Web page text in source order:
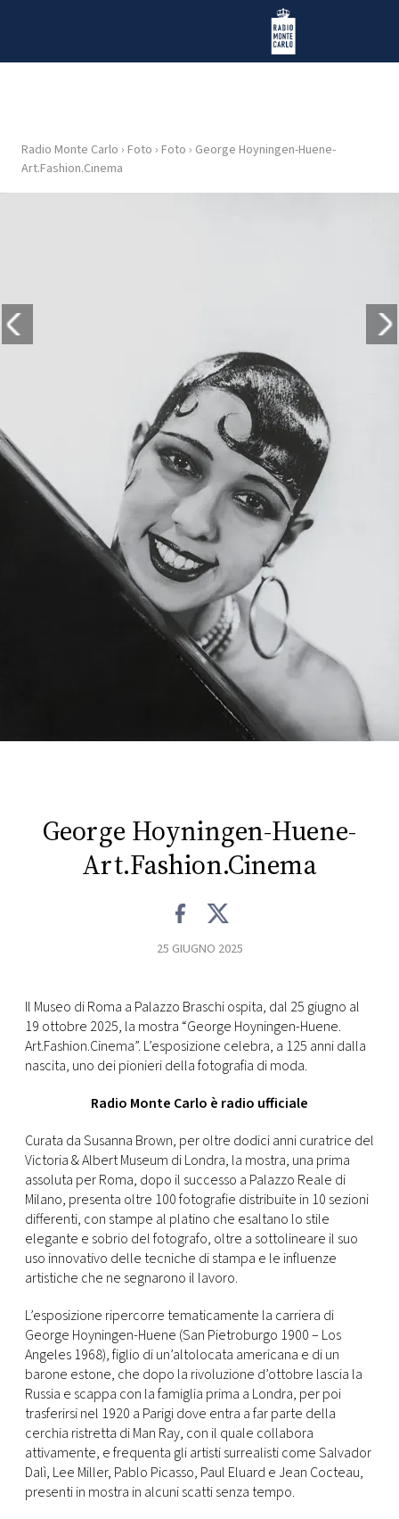
Radio Monte Carlo
HOME
CONCORSI
EVENTI
MONACO
Radio Monte Carlo › Foto › Foto › George Hoyningen-Huene-
Art.Fashion.Cinema
George Hoyningen-Huene-
Art.Fashion.Cinema
25 GIUGNO 2025
Il Museo di Roma a Palazzo Braschi ospita, dal 25 giugno al
19 ottobre 2025, la mostra “George Hoyningen-Huene.
Art.Fashion.Cinema”. L’esposizione celebra, a 125 anni dalla
nascita, uno dei pionieri della fotografia di moda.
Radio Monte Carlo è radio ufficiale
Curata da Susanna Brown, per oltre dodici anni curatrice del
Victoria & Albert Museum di Londra, la mostra, una prima
assoluta per Roma, dopo il successo a Palazzo Reale di
Milano, presenta oltre 100 fotografie distribuite in 10 sezioni
differenti, con stampe al platino che esaltano lo stile
elegante e sobrio del fotografo, oltre a sottolineare il suo
uso innovativo delle tecniche di stampa e le influenze
artistiche che ne segnarono il lavoro.
L’esposizione ripercorre tematicamente la carriera di
George Hoyningen-Huene (San Pietroburgo 1900 – Los
Angeles 1968), figlio di un’altolocata americana e di un
barone estone, che dopo la rivoluzione d’ottobre lascia la
Russia e scappa con la famiglia prima a Londra, per poi
trasferirsi nel 1920 a Parigi dove entra a far parte della
cerchia ristretta di Man Ray, con il quale collabora
attivamente, e frequenta gli artisti surrealisti come Salvador
Dalì, Lee Miller, Pablo Picasso, Paul Eluard e Jean Cocteau,
presenti in mostra in alcuni scatti senza tempo.